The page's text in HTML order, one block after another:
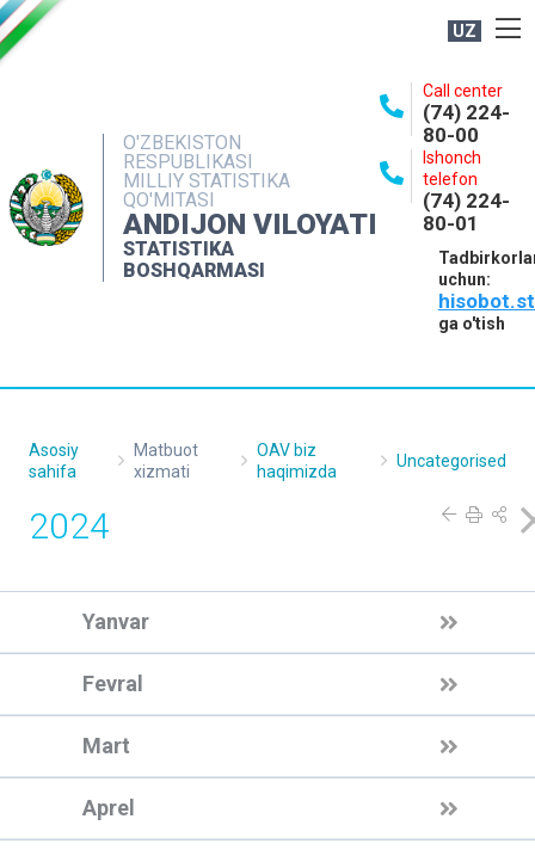
UZ
O'ZBEKISTON
RESPUBLIKASI
MILLIY STATISTIKA
QO'MITASI
ANDIJON VILOYATI
STATISTIKA
BOSHQARMASI
Call center
(74) 224-
80-00
Ishonch
telefon
(74) 224-
80-01
uchun:
ga o'tish
NASHRLAR
INTERAKTIV XIZMATLAR
MATBUOT XIZMATI
MUROJAATLAR
Asosiy
sahifa
Matbuot
xizmati
OAV biz
haqimizda
Uncategorised
2024
Yanvar
Fevral
Mart
Aprel